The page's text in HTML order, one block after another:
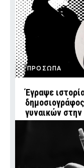
ΠΡΟΣΩΠΑ
Έγραψε
γυναικών στην